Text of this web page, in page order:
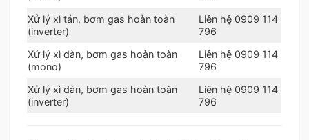
Xử lý xì tán, bơm gas hoàn toàn
(inverter)
Liên hệ 0909 114
796
Xử lý xì dàn, bơm gas hoàn toàn
(mono)
Liên hệ 0909 114
796
Xử lý xì dàn, bơm gas hoàn toàn
(inverter)
Liên hệ 0909 114
796